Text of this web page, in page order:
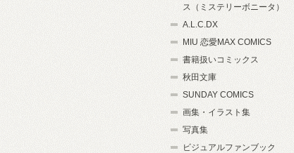
ス（ミステリーボニータ）
A.L.C.DX
MIU 恋愛MAX COMICS
書籍扱いコミックス
秋田文庫
SUNDAY COMICS
画集・イラスト集
写真集
ビジュアルファンブック